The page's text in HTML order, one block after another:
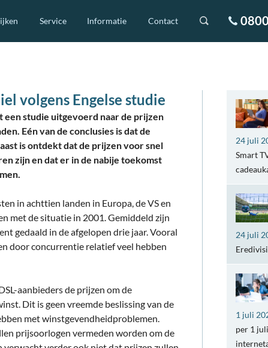
Service Informatie Contact
volgens Engelse studie
een studie uitgevoerd naar de prijzen
Eén van de conclusies is dat de
is ontdekt dat de prijzen voor snel
zijn en dat er in de nabije toekomst
in achttien landen in Europa, de VS en
met de situatie in 2001. Gemiddeld zijn
gedaald in de afgelopen drie jaar. Vooral
door concurrentie relatief veel hebben
aanbieders de prijzen om de
Dit is geen vreemde beslissing van de
met winstgevendheidproblemen.
prijsoorlogen vermeden worden om de
24 juli
Smart
24 juli
1 juli
per 1